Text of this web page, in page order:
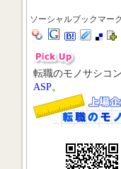
ソーシャルブックマー
転職のモノサシコ
ASP。